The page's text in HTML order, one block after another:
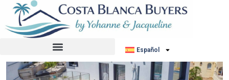
Español
Ordenar por: Orden por defecto